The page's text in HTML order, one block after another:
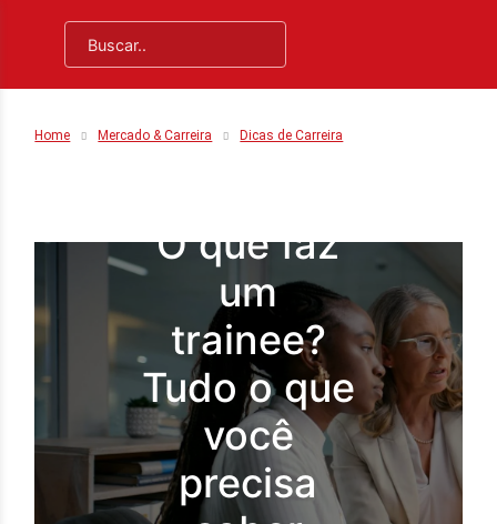
Home Mercado & Carreira Dicas de Carreira
O que faz
um
trainee?
Tudo o que
você
precisa